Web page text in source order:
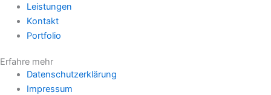
Leistungen
Kontakt
Portfolio
Erfahre mehr
Datenschutzerklärung
Impressum